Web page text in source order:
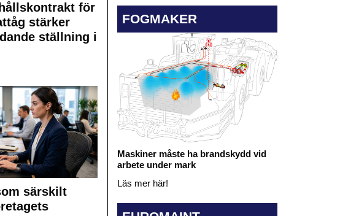
för
stärker
ställning i
särskilt
FOGMAKER
Maskiner måste ha brandskydd vid
arbete under mark
Läs mer här!